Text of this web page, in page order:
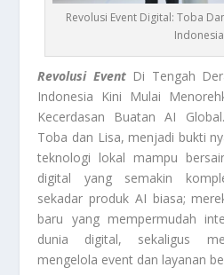
Revolusi Event Digital: Toba
Indonesia
Revolusi Event Di Tengah
Indonesia Kini Mulai
Kecerdasan Buatan AI
Toba dan Lisa, menjadi bukti
teknologi lokal mampu
digital yang semakin
sekadar produk AI biasa;
baru yang mempermudah
dunia digital, sekaligus
mengelola event dan layanan